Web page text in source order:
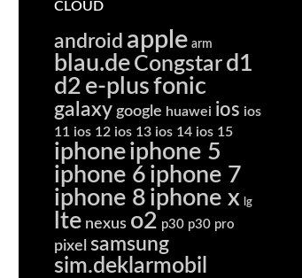
CLOUD
android apple arm
blau.de Congstar d1
d2 e-plusfonic
galaxy google huawei ios ios
11 ios 12 ios 13 ios 14 ios 15
iphoneiphone 5
iphone 6 iphone 7
iphone 8 iphone x lg
lte nexus o2 p30 p30 pro
pixel samsung
sim.deklarmobil